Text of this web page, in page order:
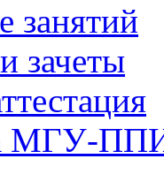
занятий
зачеты
МГУ-